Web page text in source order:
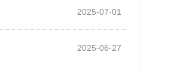
2025-07-01
2025-06-27